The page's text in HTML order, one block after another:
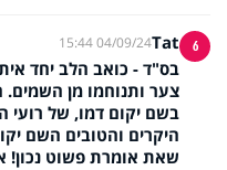
6
Tat
04/09/24 15:44
בס"ד - כואב הלב יחד
צער ותנוחמו מן
בשם יקום דמו, של רועי
היקרים והטובים השם
שאת אומרת פשוט נכון!